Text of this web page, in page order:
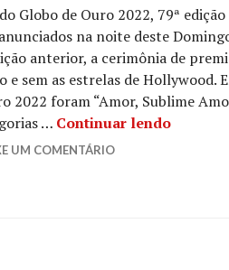
Globo de Ouro 2022, 79ª
na noite deste
anterior, a cerimônia de
sem as estrelas de Hollywood.
2022 foram “Amor, Sublime
… Continuar lendoOs
UM COMENTÁRIO